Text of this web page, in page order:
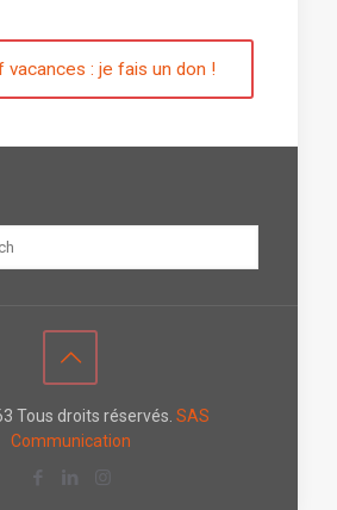
vacances : je fais un don !
Tous droits réservés. SAS
Communication